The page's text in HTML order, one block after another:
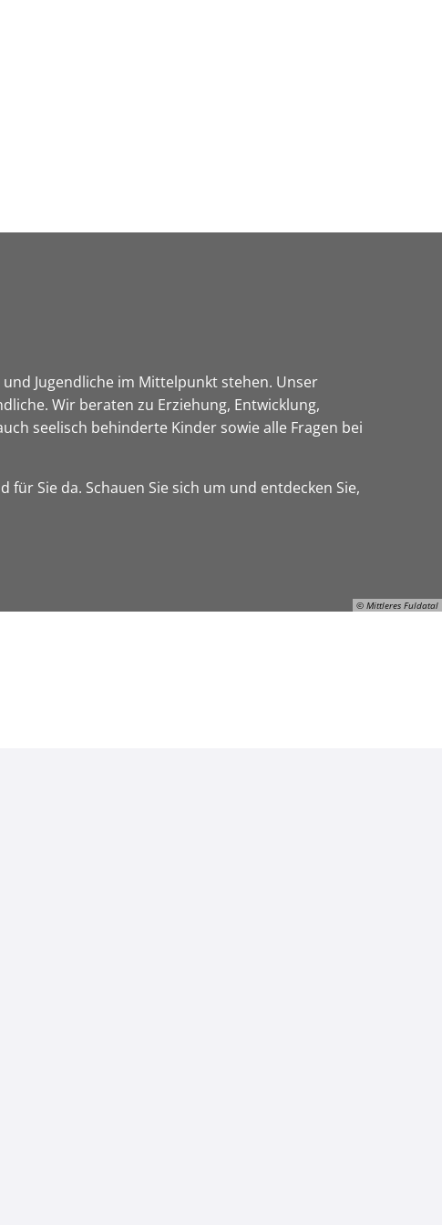
© Mittleres Fuldatal
Jugendliche im Mittelpunkt stehen. Unser
Wir beraten zu Erziehung, Entwicklung,
seelisch behinderte Kinder sowie alle Fragen bei
Sie da. Schauen Sie sich um und entdecken Sie,